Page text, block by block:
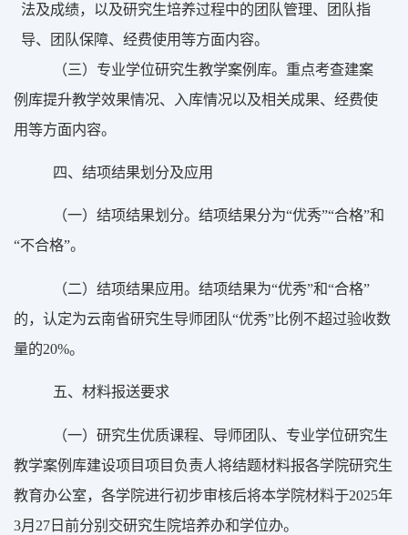
法及成绩，以及研究生培养过程中的团队管理、团队指
导、团队保障、经费使用等方面内容。
（三）专业学位研究生教学案例库。重点考查建案
例库提升教学效果情况、入库情况以及相关成果、经费使
用等方面内容。
四、结项结果划分及应用
（一）结项结果划分。结项结果分为“优秀”“合格”和
“不合格”。
（二）结项结果应用。结项结果为“优秀”和“合格”
的，认定为云南省研究生导师团队“优秀”比例不超过验收数
量的20%。
五、材料报送要求
（一）研究生优质课程、导师团队、专业学位研究生
教学案例库建设项目项目负责人将结题材料报各学院研究生
教育办公室，各学院进行初步审核后将本学院材料于2025年
3月 27 日前分别交研究生院培养办和学位办。